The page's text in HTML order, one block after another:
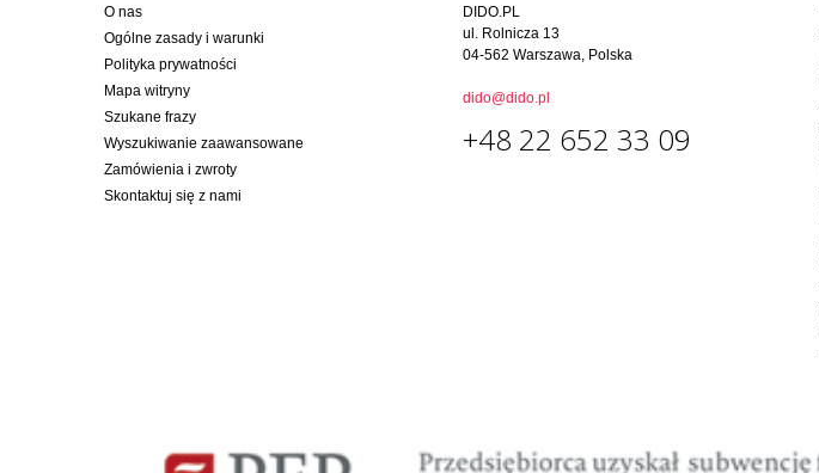
O nas
Ogólne zasady i warunki
Polityka prywatności
Mapa witryny
Szukane frazy
Wyszukiwanie zaawansowane
Zamówienia i zwroty
Skontaktuj się z nami
DIDO.PL
ul. Rolnicza 13
04-562 Warszawa, Polska
dido@dido.pl
+48 22 652 33 09